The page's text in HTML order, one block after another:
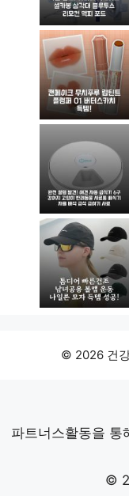
© 2026 건
파트너스활동을 통
©